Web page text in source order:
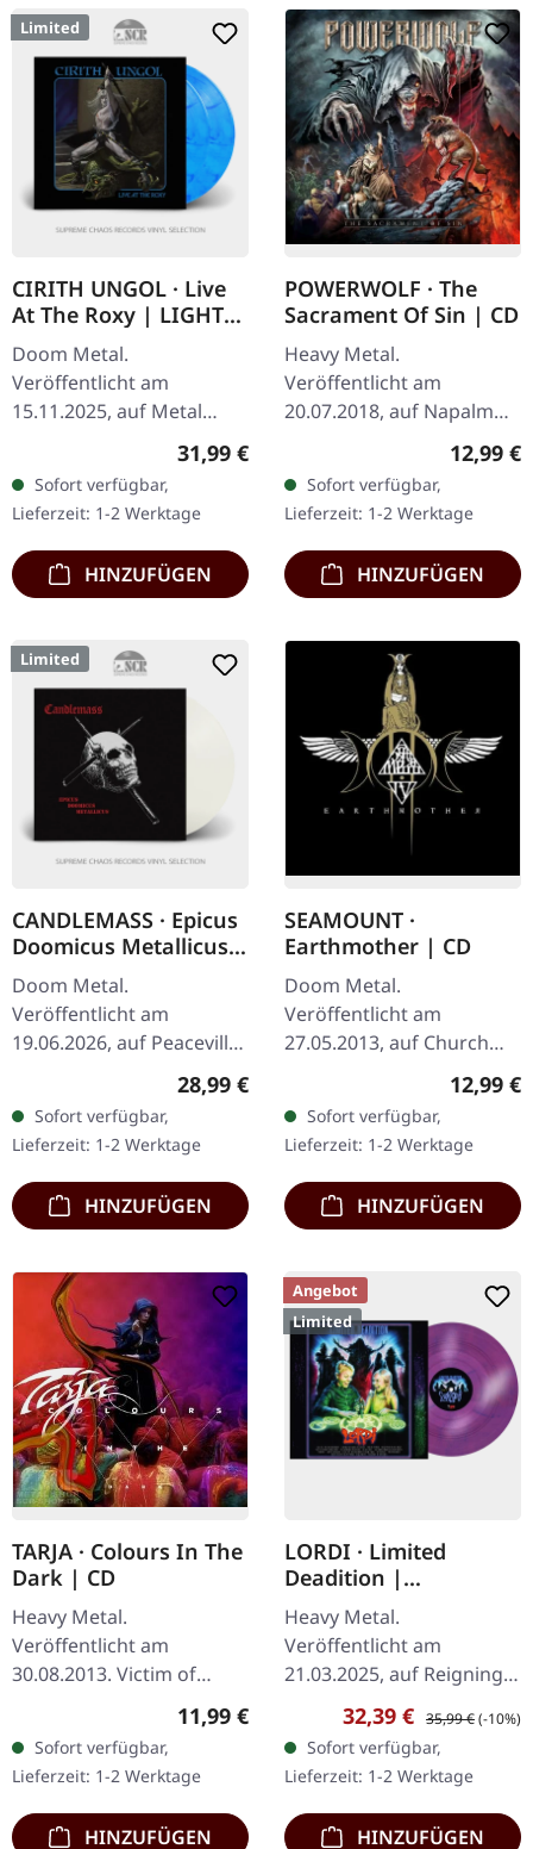
Limited
CIRITH UNGOL · Live
At The Roxy | LIGHT
BLUE MARBLED
2LP+DVD
Doom Metal.
Veröffentlicht am
15.11.2025, auf Metal
marmoriertes Doppel-
Vinyl im Gatefold-Cover.
Enthält Poster,…
Regulärer Preis:
31,99 €
Sofort verfügbar,
Lieferzeit: 1-2 Werktage
HINZUFÜGEN
POWERWOLF · The
Sacrament Of Sin | CD
Heavy Metal.
Veröffentlicht am
20.07.2018, auf Napalm
Records. CD im Jewelcase.
Die deutschen Power-
Metal-Titanen Powerwolf
kehren mit ihrem
siebten…
12,99 €
Sofort verfügbar,
Lieferzeit: 1-2 Werktage
HINZUFÜGEN
Limited
CANDLEMASS · Epicus
Doomicus Metallicus |
CLEAR LP
Doom Metal.
Veröffentlicht am
19.06.2026, auf Peaceville
Records. Klares Vinyl im
Standard-Cover. Plastic
Head exklusive, limitierte
Auflage. Die…
Regulärer Preis:
28,99 €
Sofort verfügbar,
Lieferzeit: 1-2 Werktage
HINZUFÜGEN
SEAMOUNT ·
Earthmother | CD
Doom Metal.
Veröffentlicht am
27.05.2013, auf Church
Surrender 5:42 The Fool
6:58 Echoes 7:08 Just For
Fantasy 4:11 Earthmother
5:46…
12,99 €
Sofort verfügbar,
Lieferzeit: 1-2 Werktage
HINZUFÜGEN
TARJA · Colours In The
Dark | CD
Heavy Metal.
Veröffentlicht am
30.08.2013. Victim of
Ritual 5:54 500 Letters
4:22 Lucid Dreamer 7:28
Never Enough 5:20
Mystique Voyage 7:14
Darkness…
Regulärer Preis:
11,99 €
Sofort verfügbar,
Lieferzeit: 1-2 Werktage
HINZUFÜGEN
Angebot
Limited
LORDI · Limited
Deadition |
PINK/BLUE MARBLED
LP
Heavy Metal.
Veröffentlicht am
21.03.2025, auf Reigning
Phoenix Music. Limitiertes
pink-blau marmoriertes
Vinyl im Gatefold-Cover
mit 4-seitigem…
Verkaufspreis:
32,39 € Regulärer Preis:
35,99 €(-10%)
Sofort verfügbar,
Lieferzeit: 1-2 Werktage
HINZUFÜGEN